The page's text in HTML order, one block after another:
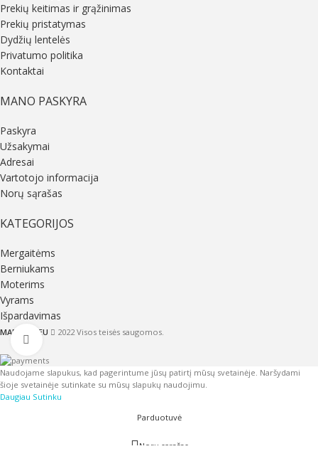
Prekių keitimas ir grąžinimas
Prekių pristatymas
Dydžių lentelės
Privatumo politika
Kontaktai
MANO PASKYRA
Paskyra
Užsakymai
Adresai
Vartotojo informacija
Norų sąrašas
KATEGORIJOS
Mergaitėms
Berniukams
Moterims
Vyrams
Išpardavimas
MADUTIS.EU 2022 Visos teisės saugomos.
Naudojame slapukus, kad pagerintume jūsų patirtį mūsų svetainėje. Naršydami
šioje svetainėje sutinkate su mūsų slapukų naudojimu.
Daugiau Sutinku
Parduotuvė
Norų sąrašas